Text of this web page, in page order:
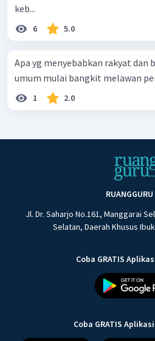
keb...
6 5.0
Apa yg menyebabkan rakyat dan
umum mulai bangkit melawan
1 2.0
Jl. Dr. Saharjo No.161, Manggarai
Selatan, Daerah Khusus
Coba GRATIS
Coba GRATIS